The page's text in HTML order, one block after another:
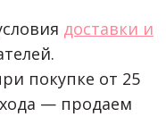
доставки и
покупке от 25
— продаем